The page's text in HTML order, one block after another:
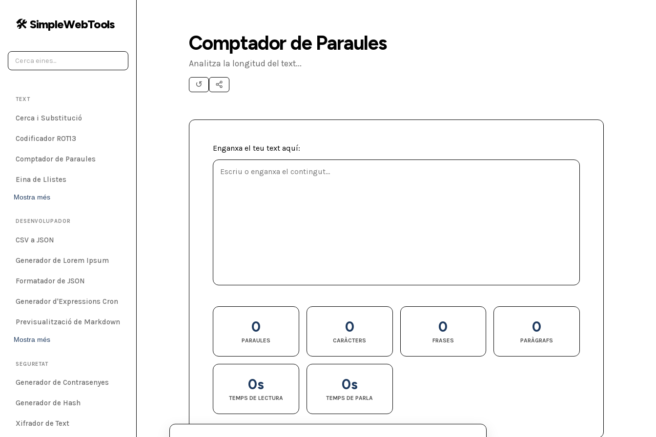
🛠️ SimpleWebTools
TEXT
Cerca i Substitució
Codificador ROT13
Comptador de Paraules
Eina de Llistes
Mostra més
DESENVOLUPADOR
CSV a JSON
Generador de Lorem Ipsum
Formatador de JSON
Generador d'Expressions Cron
Previsualització de Markdown
Mostra més
SEGURETAT
Generador de Contrasenyes
Generador de Hash
Xifrador de Text
Comptador de Paraules
Analitza la longitud del text...
↺
Enganxa el teu text aquí:
0
PARAULES
0
CARÀCTERS
0
FRASES
0
PARÀGRAFS
0s
TEMPS DE LECTURA
0s
TEMPS DE PARLA